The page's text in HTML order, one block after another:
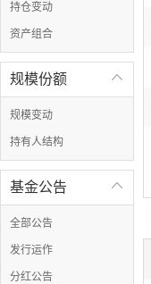
持仓变动
资产组合

规模份额
规模变动
持有人结构

基金公告
全部公告
发行运作
分红公告